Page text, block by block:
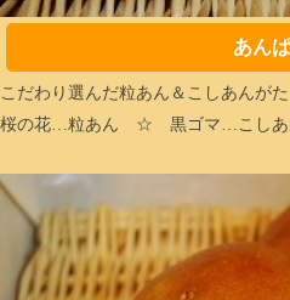
あん
こだわり選んだ粒あん＆こしあんが
桜の花…粒あん ☆ 黒ゴマ…こしあ